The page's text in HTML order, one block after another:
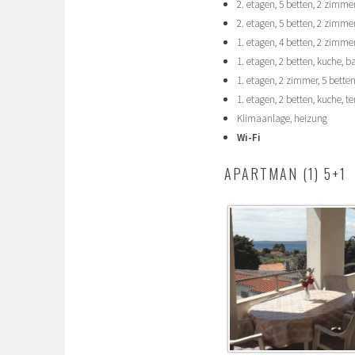
2. etagen, 5 betten, 2
2. etagen, 5 betten, 2
1. etagen, 4 betten, 2
1. etagen, 2 betten, kuche,
1. etagen, 2 zimmer, 5
1. etagen, 2 betten, kuche,
Klimaanlage, heizung
Wi-Fi
APARTMAN (1) 5+1